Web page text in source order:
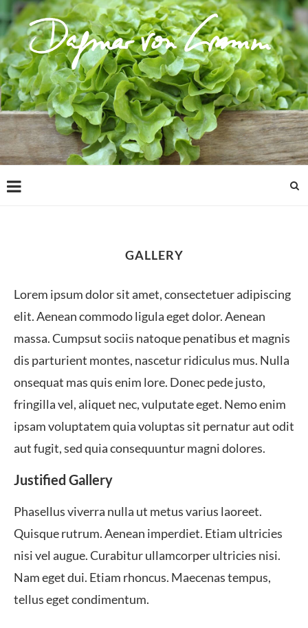
GALLERY
Lorem ipsum dolor sit amet, consectetuer adipiscing
elit. Aenean commodo ligula eget dolor. Aenean
massa. Cumpsut sociis natoque penatibus et magnis
dis parturient montes, nascetur ridiculus mus. Nulla
onsequat mas quis enim lore. Donec pede justo,
fringilla vel, aliquet nec, vulputate eget. Nemo enim
ipsam voluptatem quia voluptas sit pernatur aut odit
aut fugit, sed quia consequuntur magni dolores.
Justified Gallery
Phasellus viverra nulla ut metus varius laoreet.
Quisque rutrum. Aenean imperdiet. Etiam ultricies
nisi vel augue. Curabitur ullamcorper ultricies nisi.
Nam eget dui. Etiam rhoncus. Maecenas tempus,
tellus eget condimentum.